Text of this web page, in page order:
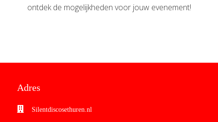
ontdek de mogelijkheden voor jouw evenement!
Adres
Silentdiscosethuren.nl